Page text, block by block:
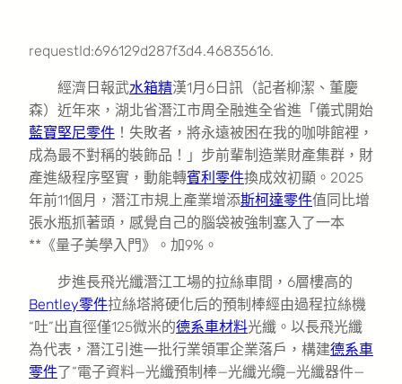
requestId:696129d287f3d4.46835616.
經濟日報武水箱精漢1月6日訊（記者柳潔、董慶
森）近年來，湖北省潛江市周全融進全省進「儀式開始
藍寶堅尼零件 ！失敗者，將永遠被困在我的咖啡館裡，
成為最不對稱的裝飾品！」步前輩制造業財產集群，財
產進級程序堅實，動能轉賓利零件換成效初顯。2025
年前11個月，潛江市規上產業增添斯柯達零件值同比增
張水瓶抓著頭，感覺自己的腦袋被強制塞入了一本
**《量子美學入門》。加9%。
步進長飛光纖潛江工場的拉絲車間，6層樓高的
Bentley零件拉絲塔將硬化后的預制棒經由過程拉絲機
“吐”出直徑僅125微米的德系車材料光纖。以長飛光纖
為代表，潛江引進一批行業領軍企業落戶，構建德系車
零件了“電子資料—光纖預制棒—光纖光纜—光纖器件—